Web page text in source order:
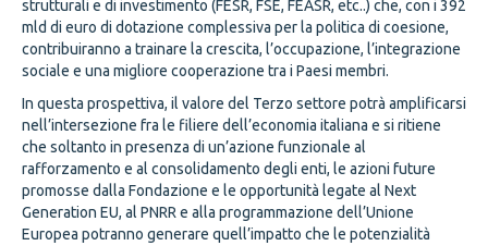
strutturali e di investimento (FESR, FSE, FEASR, etc..) che, con i 392
mld di euro di dotazione complessiva per la politica di coesione,
contribuiranno a trainare la crescita, l’occupazione, l’integrazione
sociale e una migliore cooperazione tra i Paesi membri.
In questa prospettiva, il valore del Terzo settore potrà amplificarsi
nell’intersezione fra le filiere dell’economia italiana e si ritiene
che soltanto in presenza di un’azione funzionale al
rafforzamento e al consolidamento degli enti, le azioni future
promosse dalla Fondazione e le opportunità legate al Next
Generation EU, al PNRR e alla programmazione dell’Unione
Europea potranno generare quell’impatto che le potenzialità